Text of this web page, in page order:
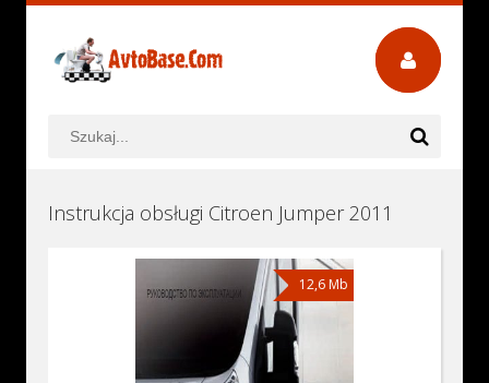
Instrukcja obsługi Citroen Jumper 2011
12,6 Mb